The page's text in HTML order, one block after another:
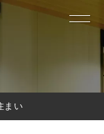
まい